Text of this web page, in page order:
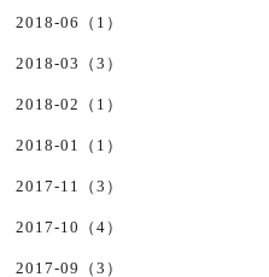
2018-06（1）
2018-03（3）
2018-02（1）
2018-01（1）
2017-11（3）
2017-10（4）
2017-09（3）